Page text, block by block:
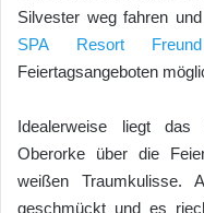
Silvester weg fahren
SPA Resort Freund
Feiertagsangeboten
Idealerweise liegt das
Oberorke über die
weißen Traumkulisse.
geschmückt und es